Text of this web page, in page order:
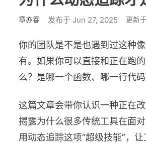
章亦春 发布于 Jun 27, 2025 更新
你的团队是不是也遇到过这种
有。如果你可以直接和正在跑
么？是哪一个函数、哪一行代
这篇文章会带你认识一种正在
揭露为什么很多传统工具在面
用动态追踪这项“超级技能”，